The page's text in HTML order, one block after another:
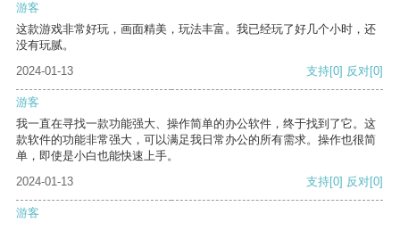
游客
这款游戏非常好玩，画面精美，玩法丰富。我已经玩了好几个小时，还
没有玩腻。
2024-01-13
支持[0] 反对[0]
游客
我一直在寻找一款功能强大、操作简单的办公软件，终于找到了它。这
款软件的功能非常强大，可以满足我日常办公的所有需求。操作也很简
单，即使是小白也能快速上手。
2024-01-13
支持[0] 反对[0]
游客